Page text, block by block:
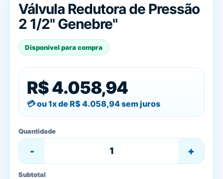
Válvula Redutora de Pressão
2 1/2" Genebre"
Disponível para compra
R$ 4.058,94
ou 1x de R$ 4.058,94sem juros
Quantidade
- +
Subtotal